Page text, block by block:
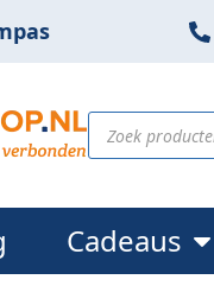
Cadeaus